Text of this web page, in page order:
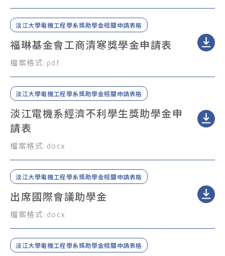
淡江大學電機工程學系獎助學金相關申請表格
福琳基金會工商清寒獎學金申請表
檔案格式: pdf
淡江大學電機工程學系獎助學金相關申請表格
淡江電機系經濟不利學生獎助學金申
請表
檔案格式: docx
淡江大學電機工程學系獎助學金相關申請表格
出席國際會議助學金
檔案格式: docx
淡江大學電機工程學系獎助學金相關申請表格